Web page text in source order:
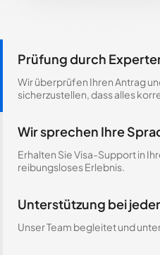
Prüfung durch
Wir überprüfen Ihren Antrag
sicherzustellen, dass alles
Wir sprechen Ihre
Erhalten Sie Visa-Support in
reibungsloses Erlebnis.
Unterstützung bei
Unser Team begleitet und